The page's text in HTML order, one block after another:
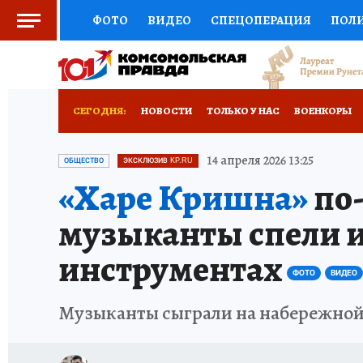
ФОТО ВИДЕО СПЕЦОПЕРАЦИЯ
СОЦПОДДЕРЖКА НАУКА СПОРТ
ГИД ПОТРЕБИТЕЛЯ
СЕГОДНЯ: НОВОСТИ ТОЛЬКО У НАС ВОЕНКОРЫ
НОВОРОССИЯ АФИША ИСПЫТАНО НА
ОБЩЕСТВО ЭКСКЛЮЗИВ KP.RU 14 апреля 2026 13:25
«Харе Кришна»
музыканты спели
инструментах ФОТО ВИДЕО
Музыканты сыграли на